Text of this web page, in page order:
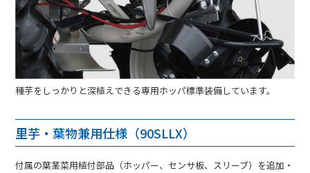
種芋をしっかりと深植えできる専用ホッパ標準装備しています。
里芋・葉物兼用仕様（90SLLX）
付属の葉茎菜用植付部品（ホッパー、センサ板、スリーブ）を追加・